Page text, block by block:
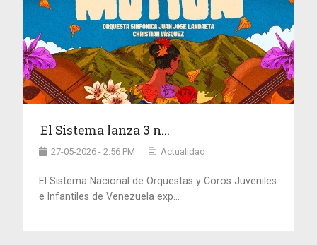
El Sistema lanza 3 n...
27-05-2026 - 2:56 PM Actualidad
El Sistema Nacional de Orquestas y Coros Juveniles
e Infantiles de Venezuela exp...